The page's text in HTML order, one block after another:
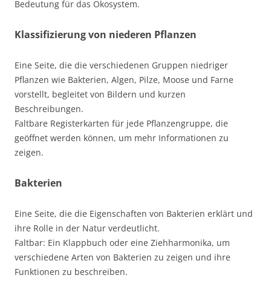
Bedeutung für das Ökosystem.
Klassifizierung von niederen Pflanzen
Eine Seite, die die verschiedenen Gruppen niedriger
Pflanzen wie Bakterien, Algen, Pilze, Moose und Farne
vorstellt, begleitet von Bildern und kurzen
Beschreibungen.
Faltbare Registerkarten für jede Pflanzengruppe, die
geöffnet werden können, um mehr Informationen zu
zeigen.
Bakterien
Eine Seite, die die Eigenschaften von Bakterien erklärt und
ihre Rolle in der Natur verdeutlicht.
Faltbar: Ein Klappbuch oder eine Ziehharmonika, um
verschiedene Arten von Bakterien zu zeigen und ihre
Funktionen zu beschreiben.